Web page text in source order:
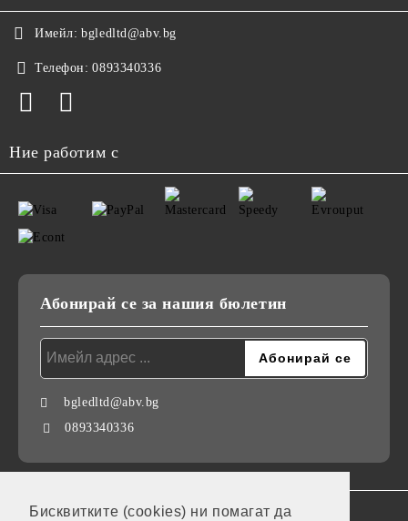
Бисквитките (cookies) ни помагат да
Имейл: bgledltd@abv.bg
Телефон: 0893340336
Ние работим с
Абонирай се за нашия бюлетин
bgledltd@abv.bg
0893340336
GDPR